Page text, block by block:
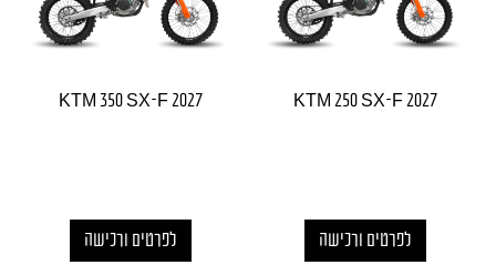
KTM 250 SX-F 2027
לפרטים ורכישה
KTM 350 SX-F 2027
לפרטים ורכישה